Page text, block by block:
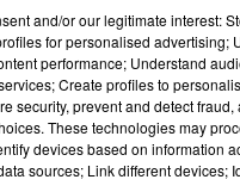
plusieurs
de 75 ans.
fondateur du think
sur
and/or our legitimate interest:
for personalised advertising;
performance; Understand
Create profiles to
security, prevent and detect fraud,
These technologies may
devices based on information
sources; Link different devices;